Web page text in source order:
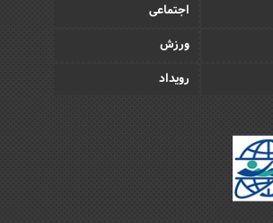
اجتماعی
ورزش
رویداد